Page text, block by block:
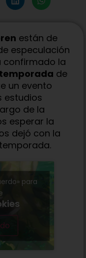
están de
especulación
confirmado la
de
un evento
estudios
de la
esperar la
dejó con la
para